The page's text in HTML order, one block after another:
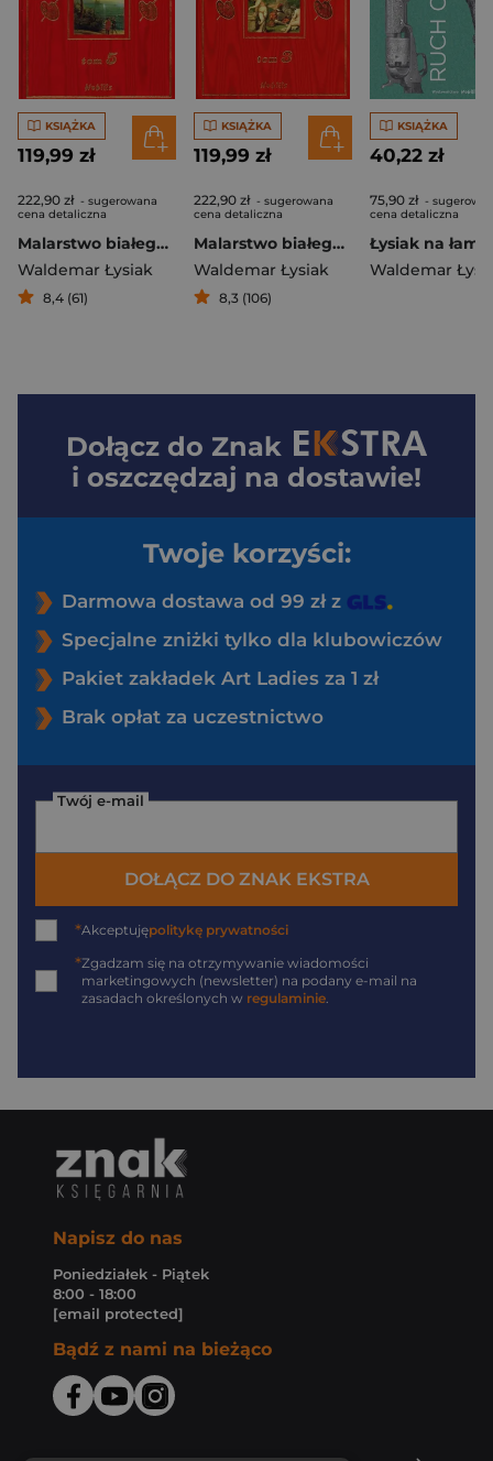
KSIĄŻKA
119,99 zł
222,90 zł - sugerowana
cena detaliczna
Malarstwo białego człowieka. Tom 5
Waldemar Łysiak
8,4 (61)
KSIĄŻKA
119,99 zł
222,90 zł - sugerowana
cena detaliczna
Malarstwo białego człowieka. Tom 3
Waldemar Łysiak
8,3 (106)
KSIĄŻKA
40,22 zł
75,90 zł -
cena detaliczna
Waldemar
Dołącz do Znak
i oszczędzaj na dostawie!
Twoje korzyści:
Darmowa dostawa od 99 zł z
Specjalne zniżki tylko dla klubowiczów
Pakiet zakładek Art Ladies za 1 zł
Brak opłat za uczestnictwo
Twój e-mail
DOŁĄCZ DO ZNAK EKSTRA
*Akceptujępolitykę prywatności
*Zgadzam się na otrzymywanie wiadomości
marketingowych (newsletter) na podany e-mail na
zasadach określonych w regulaminie.
Napisz do nas
Poniedziałek - Piątek
8:00 - 18:00
[email protected]
Bądź z nami na bieżąco